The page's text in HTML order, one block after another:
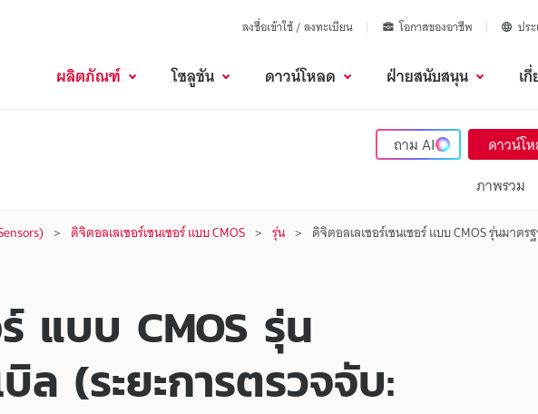
ลงชื่อเข้าใช้ / ลงทะเบียน โอกาสของอาชีพ ปร
ผลิตภัณฑ์ โซลูชัน ดาวน์โหลด ฝ่ายสนับสนุน เ
ถามAI ดาวน์โ
ภาพรวม
ดิจิตอลเลเซอร์เซนเซอร์ แบบ CMOS รุ่น ดิจิตอลเลเซอร์เซนเซอร์ แบบ CMOS รุ่นมาต
แบบ CMOS รุ่น
ล (ระยะการตรวจจับ: